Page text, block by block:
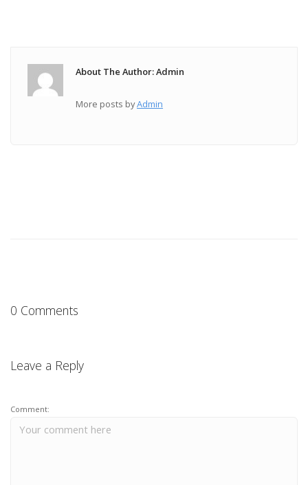
About The Author: Admin
More posts byAdmin
0 Comments
Leave a Reply
Comment: